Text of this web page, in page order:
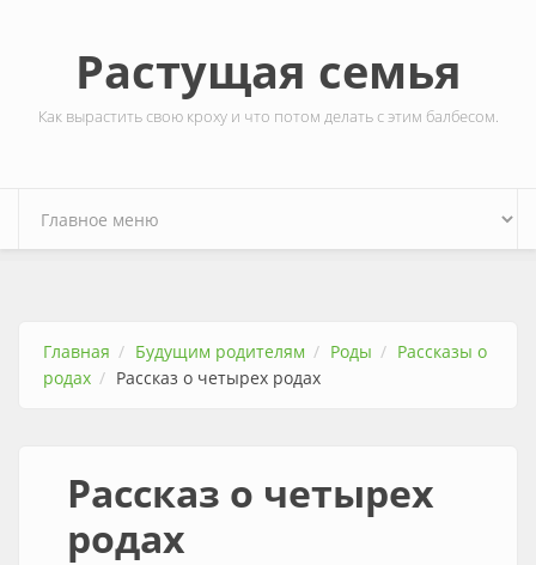
Растущая семья
Как вырастить свою кроху и что потом делать с этим балбесом.
Главная Будущим родителям Роды
Рассказы о
родах
Рассказ о четырех родах
Рассказ о четырех
родах